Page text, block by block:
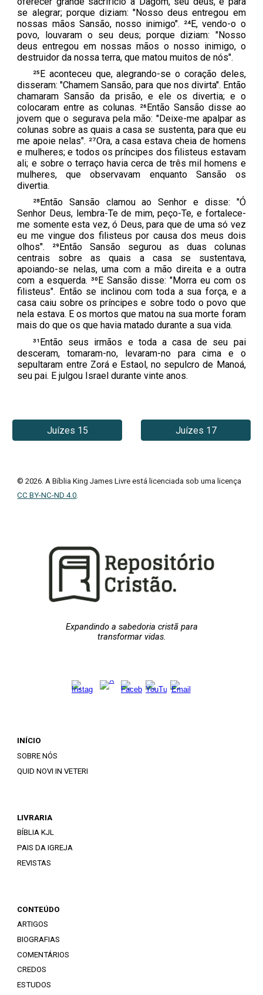
se alegrar; porque diziam: "Nosso deus entregou em
nossas mãos Sansão, nosso inimigo". ²⁴E, vendo-o o
povo, louvaram o seu deus; porque diziam: "Nosso
deus entregou em nossas mãos o nosso inimigo, o
destruidor da nossa terra, que matou muitos de nós".
²⁵E aconteceu que, alegrando-se o coração deles,
disseram: "Chamem Sansão, para que nos divirta". Então
chamaram Sansão da prisão, e ele os divertia; e o
colocaram entre as colunas. ²⁶Então Sansão disse ao
jovem que o segurava pela mão: "Deixe-me apalpar as
colunas sobre as quais a casa se sustenta, para que eu
me apoie nelas". ²⁷Ora, a casa estava cheia de homens
e mulheres; e todos os príncipes dos filisteus estavam
ali; e sobre o terraço havia cerca de três mil homens e
mulheres, que observavam enquanto Sansão os
divertia.
²⁸Então Sansão clamou ao Senhor e disse: "Ó
Senhor Deus, lembra-Te de mim, peço-Te, e fortalece-
me somente esta vez, ó Deus, para que de uma só vez
eu me vingue dos filisteus por causa dos meus dois
olhos". ²⁹Então Sansão segurou as duas colunas
centrais sobre as quais a casa se sustentava,
apoiando-se nelas, uma com a mão direita e a outra
com a esquerda. ³⁰E Sansão disse: "Morra eu com os
filisteus". Então se inclinou com toda a sua força, e a
casa caiu sobre os príncipes e sobre todo o povo que
nela estava. E os mortos que matou na sua morte foram
mais do que os que havia matado durante a sua vida.
³¹Então seus irmãos e toda a casa de seu pai
desceram, tomaram-no, levaram-no para cima e o
sepultaram entre Zorá e Estaol, no sepulcro de Manoá,
seu pai. E julgou Israel durante vinte anos.
Juízes 15 Juízes 17
© 2026. A Bíblia King James Livre está licenciada sob uma licença
CC BY-NC-ND 4.0.
Expandindo a sabedoria cristã para
transformar vidas.
INÍCIO
SOBRE NÓS
QUID NOVI IN VETERI
LIVRARIA
BÍBLIA KJL
PAIS DA IGREJA
REVISTAS
CONTEÚDO
ARTIGOS
BIOGRAFIAS
COMENTÁRIOS
CREDOS
ESTUDOS